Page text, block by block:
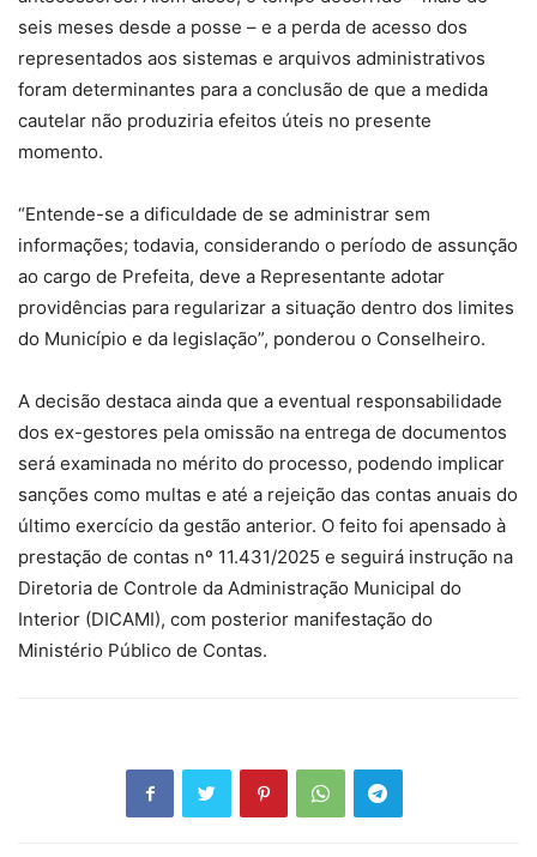
seis meses desde a posse – e a perda de acesso dos
representados aos sistemas e arquivos administrativos
foram determinantes para a conclusão de que a medida
cautelar não produziria efeitos úteis no presente
momento.
“Entende-se a dificuldade de se administrar sem
informações; todavia, considerando o período de assunção
ao cargo de Prefeita, deve a Representante adotar
providências para regularizar a situação dentro dos limites
do Município e da legislação”, ponderou o Conselheiro.
A decisão destaca ainda que a eventual responsabilidade
dos ex-gestores pela omissão na entrega de documentos
será examinada no mérito do processo, podendo implicar
sanções como multas e até a rejeição das contas anuais do
último exercício da gestão anterior. O feito foi apensado à
prestação de contas nº 11.431/2025 e seguirá instrução na
Diretoria de Controle da Administração Municipal do
Interior (DICAMI), com posterior manifestação do
Ministério Público de Contas.